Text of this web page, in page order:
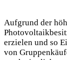
Aufgrund der
erzielen und so
von